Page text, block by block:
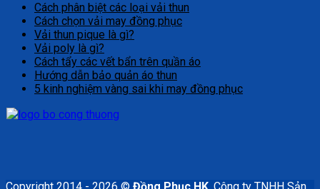
Cách phân biệt các loại vải thun
Cách chọn vải may đồng phục
Vải thun pique là gì?
Vải poly là gì?
Cách tẩy các vết bẩn trên quần áo
Hướng dẫn bảo quản áo thun
5 kinh nghiệm vàng sai khi may đồng phục